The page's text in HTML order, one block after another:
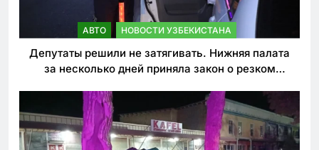
АВТО НОВОСТИ УЗБЕКИСТАНА
Депутаты решили не затягивать. Нижняя палата
за несколько дней приняла закон о резком